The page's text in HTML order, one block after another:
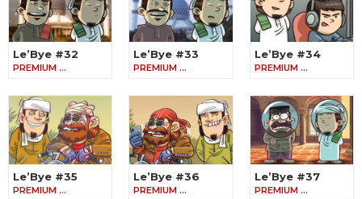
Le’Bye #32
PREMIUM …
Le’Bye #33
PREMIUM …
Le’Bye #34
PREMIUM …
Le’Bye #35
PREMIUM …
Le’Bye #36
PREMIUM …
Le’Bye #37
PREMIUM …